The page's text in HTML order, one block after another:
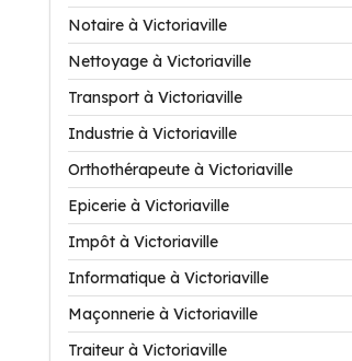
Notaire à Victoriaville
Nettoyage à Victoriaville
Transport à Victoriaville
Industrie à Victoriaville
Orthothérapeute à Victoriaville
Epicerie à Victoriaville
Impôt à Victoriaville
Informatique à Victoriaville
Maçonnerie à Victoriaville
Traiteur à Victoriaville